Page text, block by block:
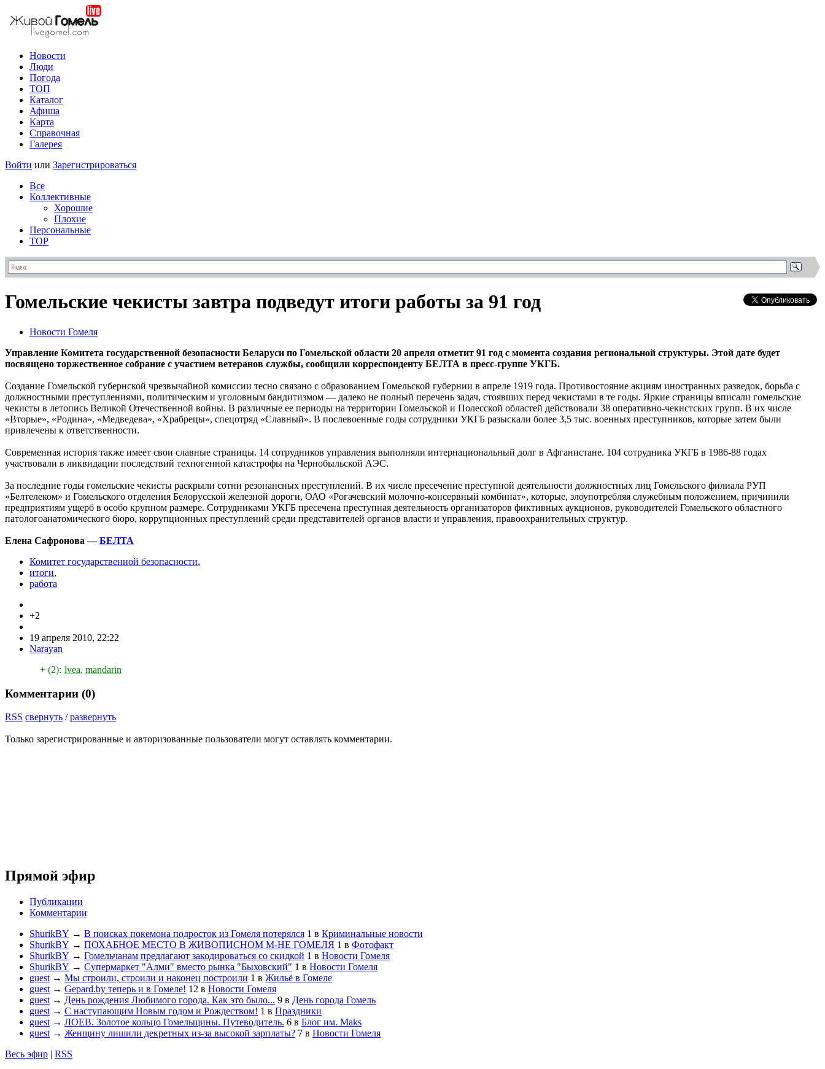
Новости
Люди
Погода
ТОП
Каталог
Афиша
Карта
Справочная
Галерея
Войти или Зарегистрироваться
Все
Коллективные
Хорошие
Плохие
Персональные
TOP
Гомельские чекисты завтра подведут итоги работы за 91 год
Новости Гомеля
Управление Комитета государственной безопасности Беларуси по Гомельской области 20 апреля отметит 91 год с момента создания региональной структуры. Этой дате будет
посвящено торжественное собрание с участием ветеранов службы, сообщили корреспонденту БЕЛТА в пресс-группе УКГБ.
Создание Гомельской губернской чрезвычайной комиссии тесно связано с образованием Гомельской губернии в апреле 1919 года. Противостояние акциям иностранных разведок, борьба с
должностными преступлениями, политическим и уголовным бандитизмом — далеко не полный перечень задач, стоявших перед чекистами в те годы. Яркие страницы вписали гомельские
чекисты в летопись Великой Отечественной войны. В различные ее периоды на территории Гомельской и Полесской областей действовали 38 оперативно-чекистских групп. В их числе
«Вторые», «Родина», «Медведева», «Храбрецы», спецотряд «Славный». В послевоенные годы сотрудники УКГБ разыскали более 3,5 тыс. военных преступников, которые затем были
привлечены к ответственности.
Современная история также имеет свои славные страницы. 14 сотрудников управления выполняли интернациональный долг в Афганистане. 104 сотрудника УКГБ в 1986-88 годах
участвовали в ликвидации последствий техногенной катастрофы на Чернобыльской АЭС.
За последние годы гомельские чекисты раскрыли сотни резонансных преступлений. В их числе пресечение преступной деятельности должностных лиц Гомельского филиала РУП
«Белтелеком» и Гомельского отделения Белорусской железной дороги, ОАО «Рогачевский молочно-консервный комбинат», которые, злоупотребляя служебным положением, причинили
предприятиям ущерб в особо крупном размере. Сотрудниками УКГБ пресечена преступная деятельность организаторов фиктивных аукционов, руководителей Гомельского областного
патологоанатомического бюро, коррупционных преступлений среди представителей органов власти и управления, правоохранительных структур.
Елена Сафронова —БЕЛТА
Комитет государственной безопасности,
итоги,
работа
+2
19 апреля 2010, 22:22
Narayan
+ (2): lvea, mandarin
Комментарии (0)
RSS свернуть /развернуть
Только зарегистрированные и авторизованные пользователи могут оставлять комментарии.
Прямой эфир
Публикации
Комментарии
ShurikBY → В поисках покемона подросток из Гомеля потерялся 1 в Криминальные новости
ShurikBY → ПОХАБНОЕ МЕСТО В ЖИВОПИСНОМ М-НЕ ГОМЕЛЯ 1 в Фотофакт
ShurikBY → Гомельчанам предлагают закодироваться со скидкой 1 в Новости Гомеля
ShurikBY → Супермаркет "Алми" вместо рынка "Быховский" 1 в Новости Гомеля
guest → Мы строили, строили и наконец построили 1 в Жильё в Гомеле
guest → Gepard.by теперь и в Гомеле! 12 в Новости Гомеля
guest → День рождения Любимого города. Как это было... 9 в День города Гомель
guest → С наступающим Новым годом и Рождеством! 1 в Праздники
guest → ЛОЕВ. Золотое кольцо Гомельщины. Путеводитель. 6 в Блог им. Maks
guest → Женщину лишили декретных из-за высокой зарплаты? 7 в Новости Гомеля
Весь эфир | RSS